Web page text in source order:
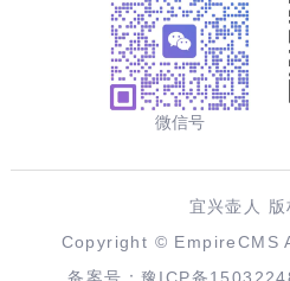
微信号
宜兴壶人 版
Copyright © EmpireCMS